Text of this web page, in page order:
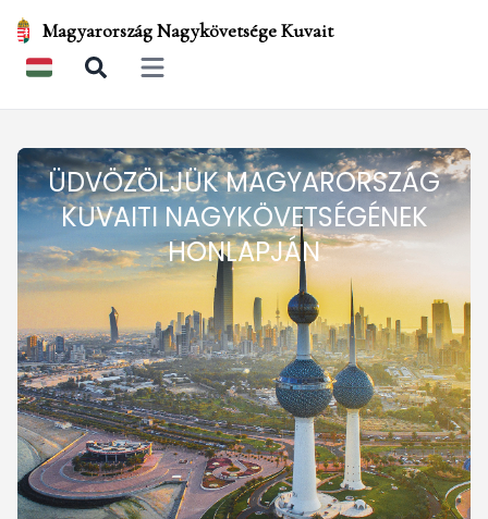
Magyarország Nagykövetsége Kuvait
Open main menu
ÜDVÖZÖLJÜK MAGYARORSZÁG
KUVAITI NAGYKÖVETSÉGÉNEK
HONLAPJÁN